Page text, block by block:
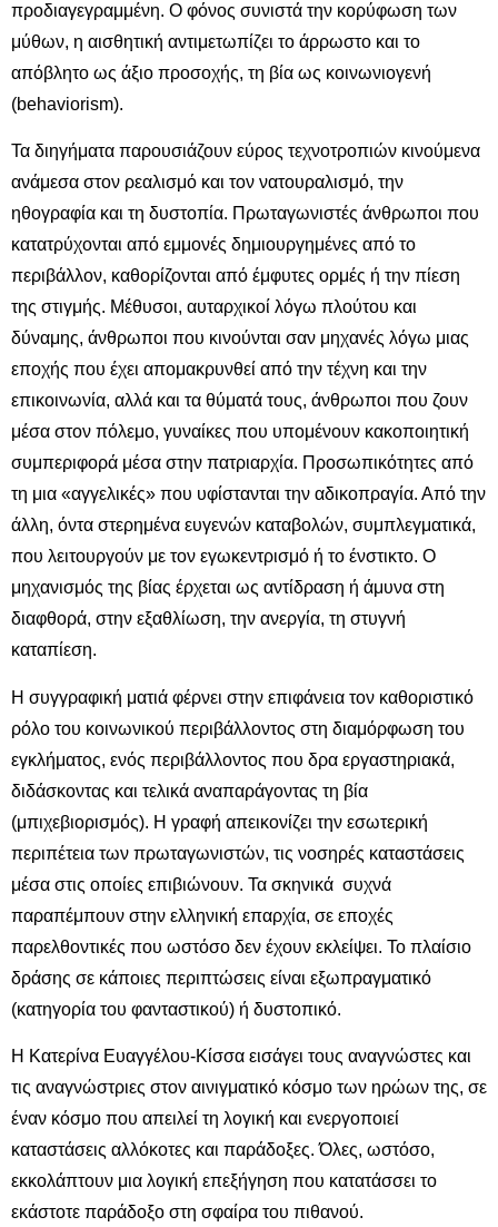
προδιαγεγραμμένη. Ο φόνος συνιστά την κορύφωση των
μύθων, η αισθητική αντιμετωπίζει το άρρωστο και το
απόβλητο ως άξιο προσοχής, τη βία ως κοινωνιογενή
(behaviorism).
Τα διηγήματα παρουσιάζουν εύρος τεχνοτροπιών κινούμενα
ανάμεσα στον ρεαλισμό και τον νατουραλισμό, την
ηθογραφία και τη δυστοπία. Πρωταγωνιστές άνθρωποι που
κατατρύχονται από εμμονές δημιουργημένες από το
περιβάλλον, καθορίζονται από έμφυτες ορμές ή την πίεση
της στιγμής. Μέθυσοι, αυταρχικοί λόγω πλούτου και
δύναμης, άνθρωποι που κινούνται σαν μηχανές λόγω μιας
εποχής που έχει απομακρυνθεί από την τέχνη και την
επικοινωνία, αλλά και τα θύματά τους, άνθρωποι που ζουν
μέσα στον πόλεμο, γυναίκες που υπομένουν κακοποιητική
συμπεριφορά μέσα στην πατριαρχία. Προσωπικότητες από
τη μια «αγγελικές» που υφίστανται την αδικοπραγία. Από την
άλλη, όντα στερημένα ευγενών καταβολών, συμπλεγματικά,
που λειτουργούν με τον εγωκεντρισμό ή το ένστικτο. Ο
μηχανισμός της βίας έρχεται ως αντίδραση ή άμυνα στη
διαφθορά, στην εξαθλίωση, την ανεργία, τη στυγνή
καταπίεση.
Η συγγραφική ματιά φέρνει στην επιφάνεια τον καθοριστικό
ρόλο του κοινωνικού περιβάλλοντος στη διαμόρφωση του
εγκλήματος, ενός περιβάλλοντος που δρα εργαστηριακά,
διδάσκοντας και τελικά αναπαράγοντας τη βία
(μπιχεβιορισμός). Η γραφή απεικονίζει την εσωτερική
περιπέτεια των πρωταγωνιστών, τις νοσηρές καταστάσεις
μέσα στις οποίες επιβιώνουν. Τα σκηνικά συχνά
παραπέμπουν στην ελληνική επαρχία, σε εποχές
παρελθοντικές που ωστόσο δεν έχουν εκλείψει. Το πλαίσιο
δράσης σε κάποιες περιπτώσεις είναι εξωπραγματικό
(κατηγορία του φανταστικού) ή δυστοπικό.
Η Κατερίνα Ευαγγέλου-Κίσσα εισάγει τους αναγνώστες και
τις αναγνώστριες στον αινιγματικό κόσμο των ηρώων της, σε
έναν κόσμο που απειλεί τη λογική και ενεργοποιεί
καταστάσεις αλλόκοτες και παράδοξες. Όλες, ωστόσο,
εκκολάπτουν μια λογική επεξήγηση που κατατάσσει το
εκάστοτε παράδοξο στη σφαίρα του πιθανού.